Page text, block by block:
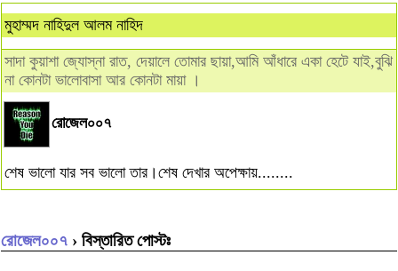
মুহাম্মদ নাহিদুল আলম নাহিদ
সাদা কুয়াশা জ্যোস্না রাত, দেয়ালে তোমার ছায়া,আমি আঁধারে একা হেটে যাই,বুঝি
না কোনটা ভালোবাসা আর কোনটা মায়া ।
রোজেল০০৭
শেষ ভালো যার সব ভালো তার।শেষ দেখার অপেক্ষায়........
রোজেল০০৭ › বিস্তারিত পোস্টঃ